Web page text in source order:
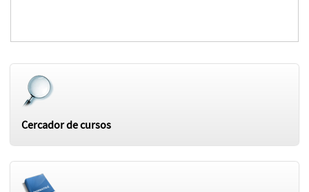
Cercador de cursos